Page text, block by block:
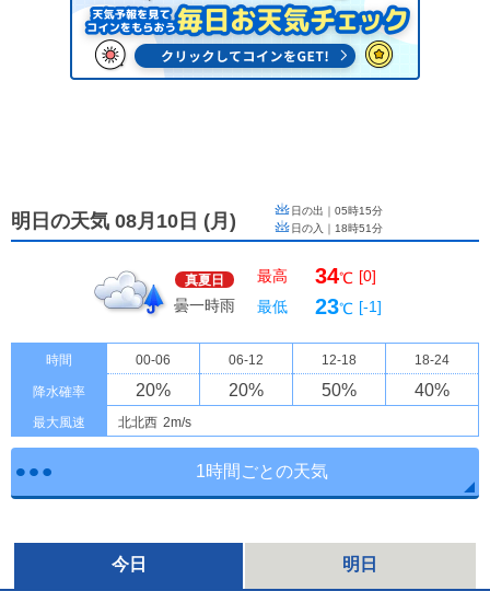
明日の天気 08月10日 (月 ) 日の出｜ 05時15分
日の入｜ 18時51分
真夏日
曇一時雨
最高 34℃ [0]
最低
23℃ [-1]
時間 00-06 06-12 12-18 18-24
降水確率 20% 20% 50% 40%
最大風速 北北西 2m/s
1時間ごとの天気
今日 明日